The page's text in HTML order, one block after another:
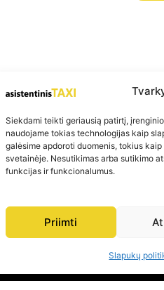
Siekdami teikti geriausią patirtį,
naudojame tokias technologijas kaip
galėsime apdoroti duomenis, tokius
svetainėje. Nesutikimas arba sutikimo
funkcijas ir funkcionalumus.
Priimti
Slapukų